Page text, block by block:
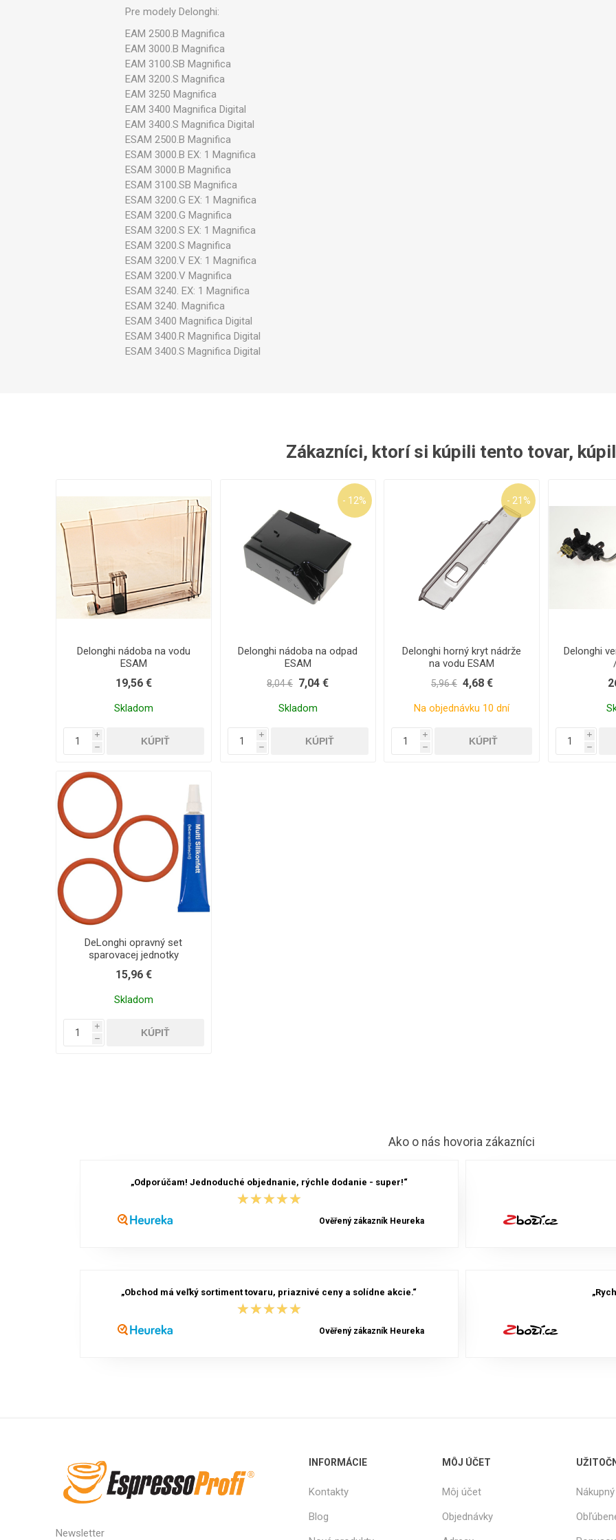
Pre modely Delonghi:
EAM 2500.B Magnifica
EAM 3000.B Magnifica
EAM 3100.SB Magnifica
EAM 3200.S Magnifica
EAM 3250 Magnifica
EAM 3400 Magnifica Digital
EAM 3400.S Magnifica Digital
ESAM 2500.B Magnifica
ESAM 3000.B EX: 1 Magnifica
ESAM 3000.B Magnifica
ESAM 3100.SB Magnifica
ESAM 3200.G EX: 1 Magnifica
ESAM 3200.G Magnifica
ESAM 3200.S EX: 1 Magnifica
ESAM 3200.S Magnifica
ESAM 3200.V EX: 1 Magnifica
ESAM 3200.V Magnifica
ESAM 3240. EX: 1 Magnifica
ESAM 3240. Magnifica
ESAM 3400 Magnifica Digital
ESAM 3400.R Magnifica Digital
ESAM 3400.S Magnifica Digital
Zákazníci, ktorí si kúpili tento tovar,
Delonghi nádoba na vodu
ESAM
19,56 €
Skladom
i
h
- 12%
Delonghi nádoba na odpad
ESAM
8,04 € 7,04 €
Skladom
i
h
- 21%
Delonghi horný kryt nádrže
na vodu ESAM
5,96 € 4,68 €
Na objednávku 10 dní
i
h
Delonghi
i
h
DeLonghi opravný set
sparovacej jednotky
15,96 €
Skladom
i
h
Ako o nás hovoria zákazníci
„Odporúčam! Jednoduché objednanie, rýchle dodanie - super!“
★★★★★
★★★★★
Ověřený zákazník Heureka
„Obchod má veľký sortiment tovaru, priaznivé ceny a solídne akcie.“
★★★★★
★★★★★
Ověřený zákazník Heureka
Newsletter
INFORMÁCIE
Kontakty
Blog
MÔJ ÚČET
Môj účet
Objednávky